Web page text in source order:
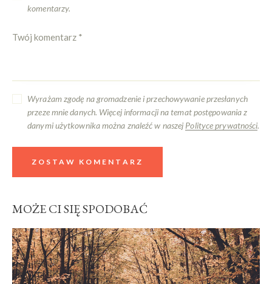
komentarzy.
Wyrażam zgodę na gromadzenie i przechowywanie przesłanych
przeze mnie danych. Więcej informacji na temat postępowania z
danymi użytkownika można znaleźć w naszej Polityce prywatności.
MOŻE CI SIĘ SPODOBAĆ